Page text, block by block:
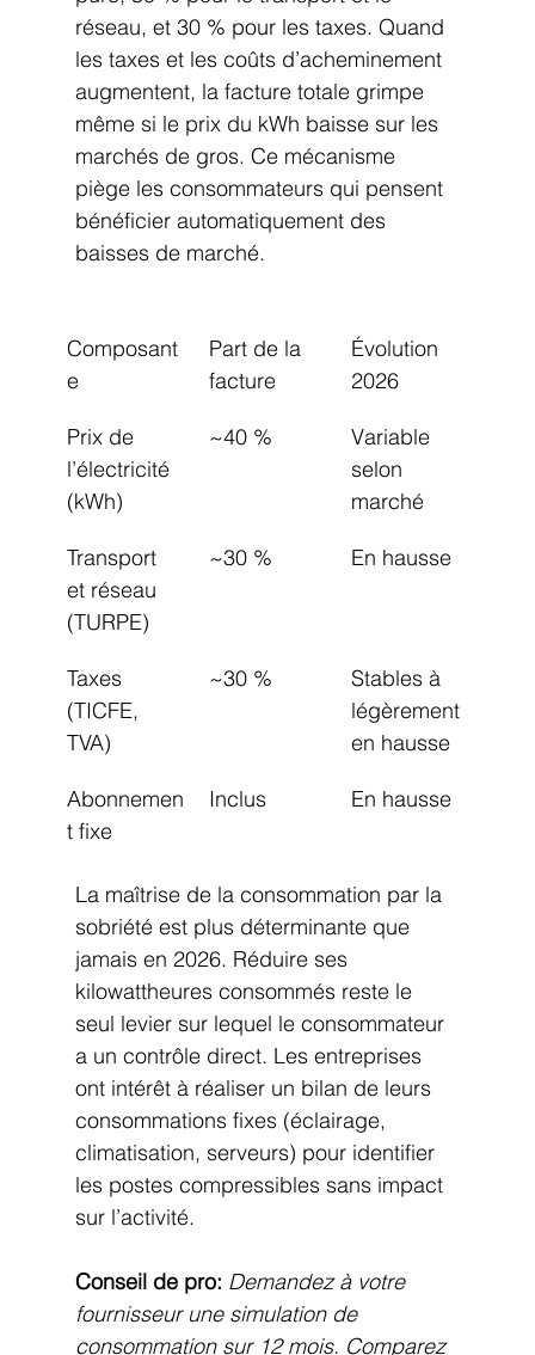
réseau, et 30 % pour les taxes. Quand
les taxes et les coûts d’acheminement
augmentent, la facture totale grimpe
même si le prix du kWh baisse sur les
marchés de gros. Ce mécanisme
piège les consommateurs qui pensent
bénéficier automatiquement des
baisses de marché.
Composant
e
Part de la
facture
Évolution
2026
Prix de
l’électricité
(kWh)
~40 %
Variable
selon
marché
Transport
et réseau
(TURPE)
~30 % En hausse
Taxes
(TICFE,
TVA)
~30 %
Stables à
légèrement
en hausse
Abonnemen
t fixe
Inclus En hausse
La maîtrise de la consommation par la
sobriété est plus déterminante que
jamais en 2026. Réduire ses
kilowattheures consommés reste le
seul levier sur lequel le consommateur
a un contrôle direct. Les entreprises
ont intérêt à réaliser un bilan de leurs
consommations fixes (éclairage,
climatisation, serveurs) pour identifier
les postes compressibles sans impact
sur l’activité.
Conseil de pro: Demandez à votre
fournisseur une simulation de
consommation sur 12 mois. Comparez